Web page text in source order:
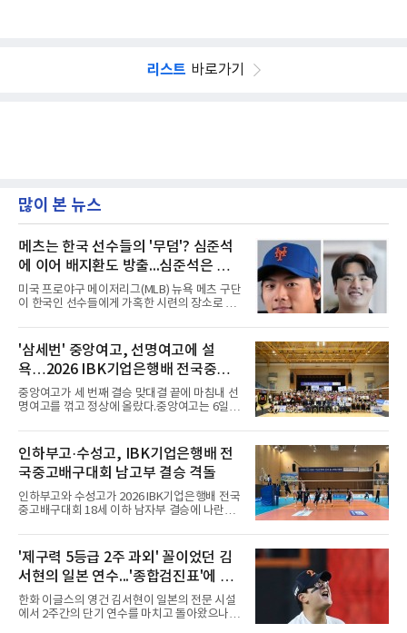
리스트 바로가기
많이 본 뉴스
메츠는 한국 선수들의 '무덤'? 심준석
에 이어 배지환도 방출...심준석은 이
미 귀국, 배지환은 미국 잔류할 듯
미국 프로야구 메이저리그(MLB) 뉴욕 메츠 구단
이 한국인 선수들에게 가혹한 시련의 장소로 전
대형 유망주로 기대를 모았던 투수 심준석에 이
어, 빅리그 경력을 지닌 내외야수 배지환까지 연
달아 뉴욕 메츠 산하 마이너리그에서 방출 통보
를 받는 아픔을 겪었다. 두 선수의 동반 이탈은
메츠 구단이 유독 한국 선수들에게 '기회의 땅'이
아닌 '무덤'처럼 작용하고 있음을 방증하고 있다.
고교 시절 시속 160km에 달하는 강속구로 큰 스
리츠와 마이애미 말린스를 거쳐 메츠에 둥지를
틀며 반등을 노렸으나
'삼세번' 중앙여고, 선명여고에 설
욕…2026 IBK기업은행배 전국중고
배구대회 우승
중앙여고가 세 번째 결승 맞대결 끝에 마침내 선
명여고를 꺾고 정상에 올랐다.중앙여고는 6일
행배 전국중고배구대회 18세 이하 여자부 결승
에서 선명여고를 세트스코어 3-1(13-25, 25-14,
25-17, 25-10)로 물리치고 우승을 차지했다.첫
세트를 13-25로 내주며 불안하게 출발한 중앙여
고는 이후 조직력을 되찾아 2세트부터 경기 주
도권을 완전히 장악했다. 강한 서브와 탄탄한 수
비를 앞세워 내리 세 세트를 따내며 짜릿한 역전
권대회 결승에서 모두 선명여고에 패해 준우승
에 머물렀다. 그러나 세 번째
인하부고·수성고, IBK기업은행배 전
국중고배구대회 남고부 결승 격돌
인하부고와 수성고가 2026 IBK기업은행배 전국
중고배구대회 18세 이하 남자부 결승에 나란히
하부고는 5일 충북 제천실내체육관에서 열린 대
회 남자 18세 이하부 준결승에서 남성고를 세트
스코어 3-1(25-17, 17-25, 25-21, 25-17)로 꺾
고 결승행 티켓을 따냈다. 인하부고는 높은 공격
성공률을 앞세워 경기 주도권을 잡으며 승리를
거뒀다.수성고도 준결승에서 속초고를 상대로
안정된 조직력을 바탕으로 3-1(25-23, 25-16,
'제구력 5등급 2주 과외' 꼴이었던 김
서현의 일본 연수...'종합검진표'에 불
과
한화 이글스의 영건 김서현이 일본의 전문 시설
에서 2주간의 단기 연수를 마치고 돌아왔으나,